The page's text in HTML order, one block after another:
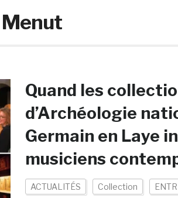
Quand les
d’Archéologie
Germain en Laye
musiciens
ACTUALITÉS Collection